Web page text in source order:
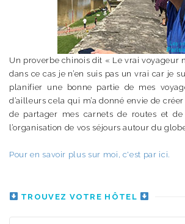
Un proverbe chinois dit « Le vrai voyageur
dans ce cas je n’en suis pas un vrai car je
planifier une bonne partie de mes
d’ailleurs cela qui m’a donné envie de
de partager mes carnets de routes et
l’organisation de vos séjours autour du
Pour en savoir plus sur moi, c'est par ici.
TROUVEZ VOTRE HÔTEL